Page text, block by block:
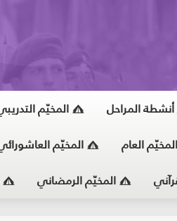
المراحل المخيّم
المخيّم العام المخيّم
المخيّم الرمضاني